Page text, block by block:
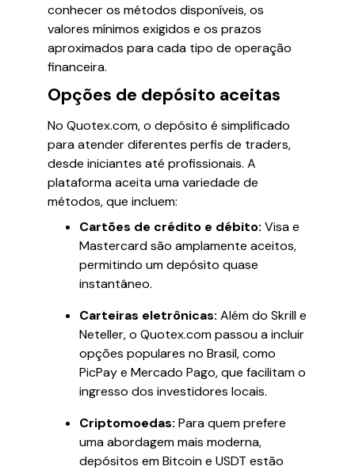
conhecer os métodos disponíveis, os
valores mínimos exigidos e os prazos
aproximados para cada tipo de operação
financeira.
Opções de depósito aceitas
No Quotex.com, o depósito é simplificado
para atender diferentes perfis de traders,
desde iniciantes até profissionais. A
plataforma aceita uma variedade de
métodos, que incluem:
Cartões de crédito e débito: Visa e
Mastercard são amplamente aceitos,
permitindo um depósito quase
instantâneo.
Carteiras eletrônicas: Além do Skrill e
Neteller, o Quotex.com passou a incluir
opções populares no Brasil, como
PicPay e Mercado Pago, que facilitam o
ingresso dos investidores locais.
Criptomoedas: Para quem prefere
uma abordagem mais moderna,
depósitos em Bitcoin e USDT estão